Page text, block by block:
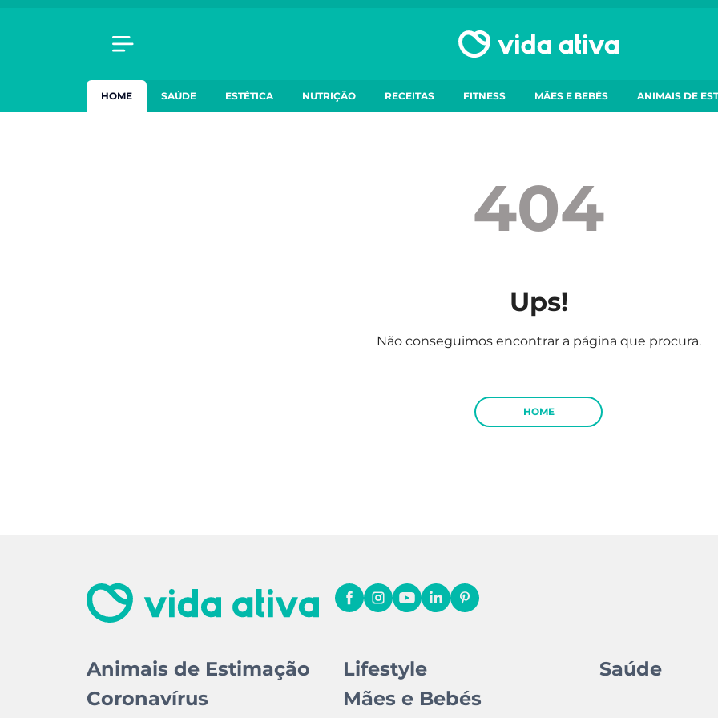
HOME SAÚDE ESTÉTICA NUTRIÇÃO RECEITAS FITNESS MÃES E BEBÉS ANIMAIS DE
404
Ups!
Não conseguimos encontrar a página que procura.
HOME
Animais de Estimação
Coronavírus
Lifestyle
Mães e Bebés
Saúde